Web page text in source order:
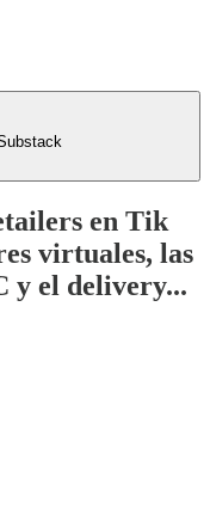
en Tik
virtuales, las
y el delivery...